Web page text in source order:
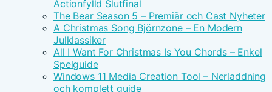
Actionfylld Slutfinal
The Bear Season 5 – Premiär och Cast Nyheter
A Christmas Song Björnzone – En Modern
Julklassiker
All I Want For Christmas Is You Chords – Enkel
Spelguide
Windows 11 Media Creation Tool – Nerladdning
och komplett guide